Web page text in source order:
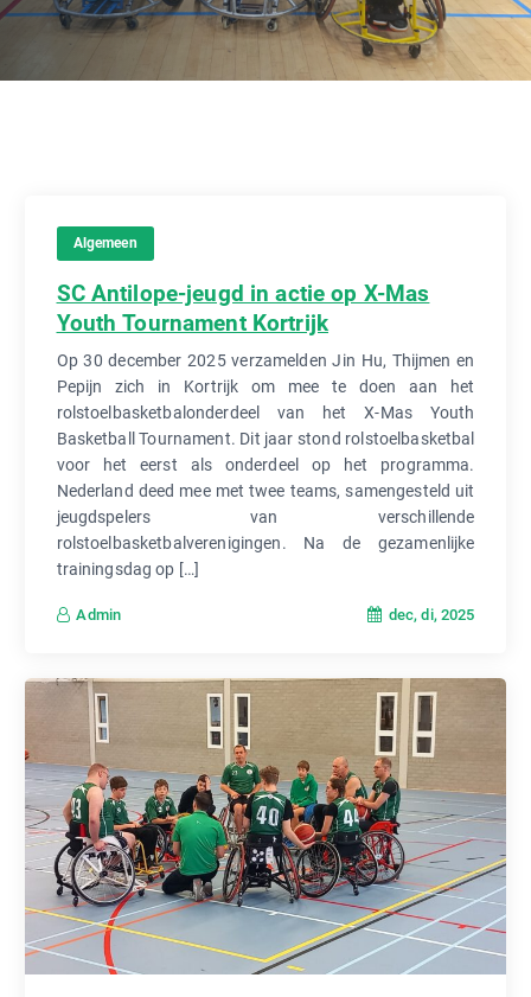
Algemeen
SC Antilope-jeugd in actie op X-Mas
Youth Tournament Kortrijk
Op 30 december 2025 verzamelden Jin Hu, Thijmen en
Pepijn zich in Kortrijk om mee te doen aan het
rolstoelbasketbalonderdeel van het X-Mas Youth
Basketball Tournament. Dit jaar stond rolstoelbasketbal
voor het eerst als onderdeel op het programma.
Nederland deed mee met twee teams, samengesteld uit
jeugdspelers van verschillende
rolstoelbasketbalverenigingen. Na de gezamenlijke
trainingsdag op […]
Admin dec, di, 2025